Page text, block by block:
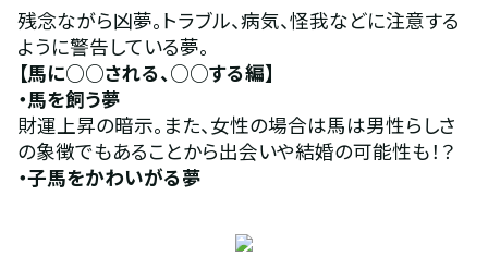
残念ながら凶夢。トラブル、病気、怪我などに注意する
ように警告している夢。
【馬に○○される、○○する編】
・馬を飼う夢
財運上昇の暗示。また、女性の場合は馬は男性らしさ
の象徴でもあることから出会いや結婚の可能性も！？
・子馬をかわいがる夢